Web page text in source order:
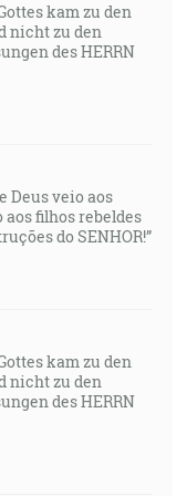
tých starších a takto
staväť tento dom a
ktorí sú prední
A oni nám takto
nebies a zeme a
vystavený
kráľ Izraelov i
že ten,
ho aj dokoná a
kam zu den
nicht zu den
des HERRN
Deus veio aos
aos filhos rebeldes
do SENHOR!”
kam zu den
nicht zu den
des HERRN